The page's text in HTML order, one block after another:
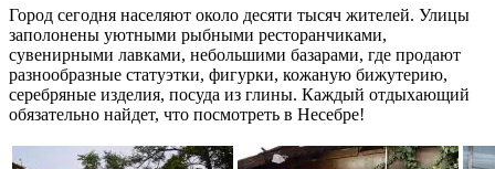
Город сегодня населяют около десяти тысяч жителей. Улицы
заполонены уютными рыбными ресторанчиками,
сувенирными лавками, небольшими базарами, где продают
разнообразные статуэтки, фигурки, кожаную бижутерию,
серебряные изделия, посуда из глины. Каждый отдыхающий
обязательно найдет, что посмотреть в Несебре!